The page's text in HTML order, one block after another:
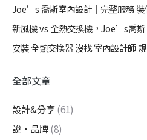
Joe’s 喬斯室內設計｜完整服務 裝
新風機 vs 全熱交換機，Joe’s喬
安裝 全熱交換器 沒找 室內設計師
全部文章
設計&分享(61)
說・品牌(8)